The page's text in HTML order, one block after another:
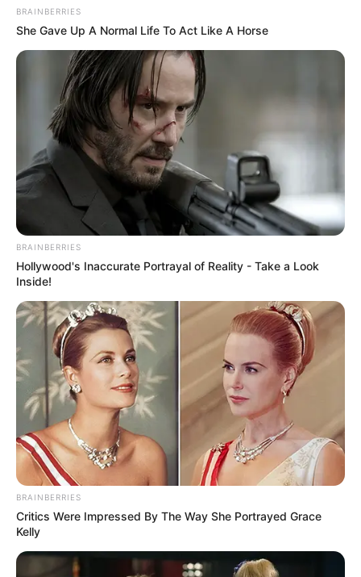
BRAINBERRIES
She Gave Up A Normal Life To Act Like A Horse
BRAINBERRIES
Hollywood's Inaccurate Portrayal of Reality - Take a Look
Inside!
BRAINBERRIES
Critics Were Impressed By The Way She Portrayed Grace
Kelly